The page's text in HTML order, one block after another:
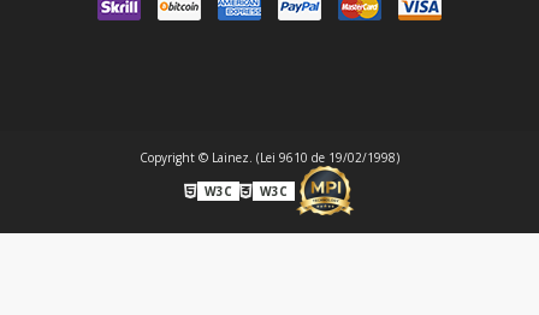
Copyright © Lainez. (Lei 9610 de 19/02/1998)
W3C
W3C